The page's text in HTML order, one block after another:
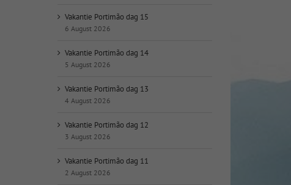
Vakantie Portimão dag 15
6 August 2026
Vakantie Portimão dag 14
5 August 2026
Vakantie Portimão dag 13
4 August 2026
Vakantie Portimão dag 12
3 August 2026
Vakantie Portimão dag 11
2 August 2026